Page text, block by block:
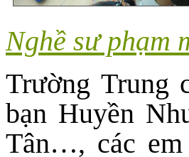
Nghề sư phạm
Trường Trung
bạn Huyền
Tân…, các em